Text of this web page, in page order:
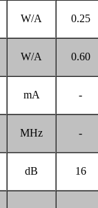
W/A 0.25
W/A 0.60
mA -
MHz -
dB 16